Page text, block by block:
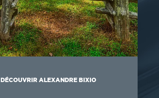
DÉCOUVRIR ALEXANDRE BIXIO